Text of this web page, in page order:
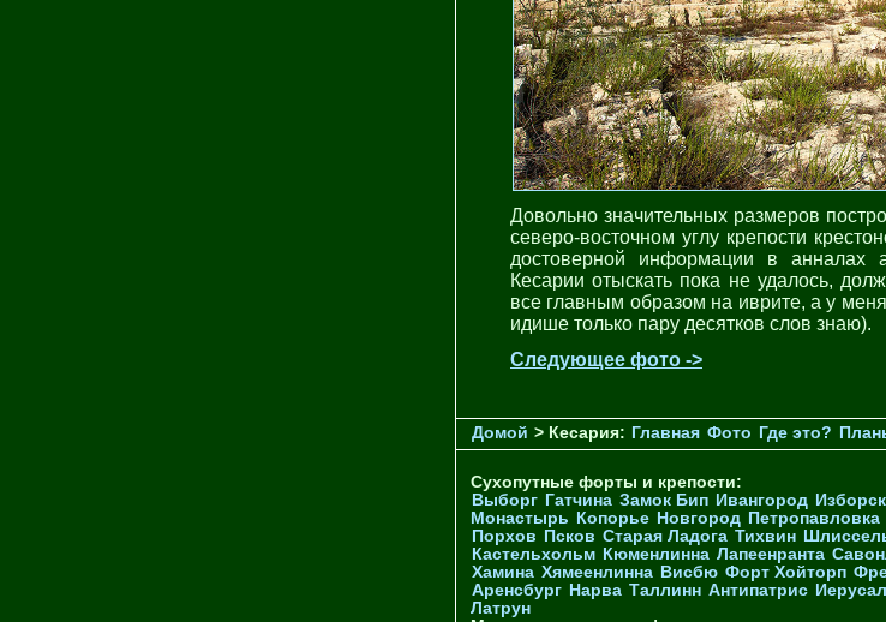
Довольно значительных размеров
северо-восточном углу крепости
достоверной информации в анналах
Кесарии отыскать пока не удалось,
все главным образом на иврите, а у
идише только пару десятков слов знаю).
Следующее фото ->
Домой > Кесария: Главная Фото Где это?
Сухопутные форты и крепости:
Выборг Гатчина Замок Бип Ивангород Изборск
Монастырь
Копорье Новгород Петропавловка
Порхов
Псков Старая Ладога Тихвин
Кастельхольм Кюменлинна Лапеенранта
Хамина Хямеенлинна Висбю Форт Хойторп
Аренсбург Нарва Таллинн Антипатрис
Латрун